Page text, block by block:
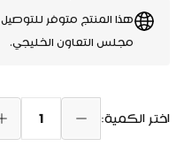
هذا المنتج متوفر
مجلس التعاون الخليجي.
اختر الكمية: 1